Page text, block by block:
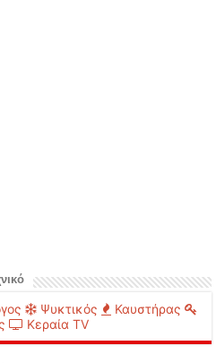
Ψυκτικός
Καυστήρας
Κεραία TV